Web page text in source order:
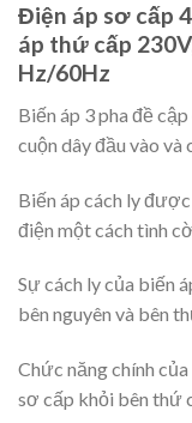
Điện áp sơ cấp
áp thứ cấp
Hz/60Hz
Biến áp 3 pha đề
cuộn dây đầu vào và
Biến áp cách ly
điện một cách tình cờ.
Sự cách ly của biến
bên nguyên và bên
Chức năng chính
sơ cấp khỏi bên thứ